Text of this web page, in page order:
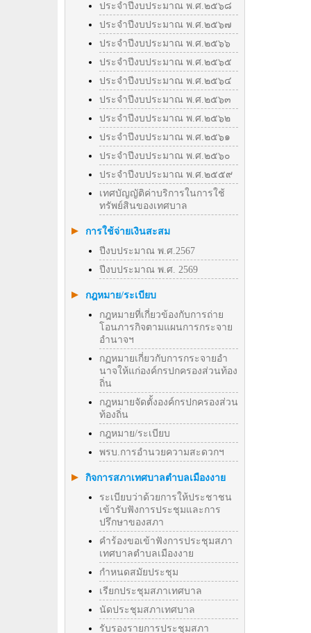
ประจำปีงบประมาณ พ.ศ.๒๕๖๘
ประจำปีงบประมาณ พ.ศ.๒๕๖๗
ประจำปีงบประมาณ พ.ศ.๒๕๖๖
ประจำปีงบประมาณ พ.ศ.๒๕๖๕
ประจำปีงบประมาณ พ.ศ.๒๕๖๔
ประจำปีงบประมาณ พ.ศ.๒๕๖๓
ประจำปีงบประมาณ พ.ศ.๒๕๖๒
ประจำปีงบประมาณ พ.ศ.๒๕๖๑
ประจำปีงบประมาณ พ.ศ.๒๕๖๐
ประจำปีงบประมาณ พ.ศ.๒๕๕๙
เทศบัญญัติค่าบริการในการใช้
ทรัพย์สินของเทศบาล
การใช้จ่ายเงินสะสม
ปีงบประมาณ พ.ศ.2567
ปีงบประมาณ พ.ศ. 2569
กฎหมาย/ระเบียบ
กฎหมายที่เกี่ยวข้องกับการถ่าย
โอนภารกิจตามแผนการกระจาย
อำนาจฯ
กฏหมายเกี่ยวกับการกระจายอำ
นาจให้แก่องค์กรปกครองส่วนท้อง
ถิ่น
กฎหมายจัดตั้งองค์กรปกครองส่วน
ท้องถิ่น
กฎหมาย/ระเบียบ
พรบ.การอำนวยความสะดวกฯ
กิจการสภาเทศบาลตำบลเมืองงาย
ระเบียบว่าด้วยการให้ประชาชน
เข้ารับฟังการประชุมและการ
ปรึกษาของสภา
คำร้องขอเข้าฟังการประชุมสภา
เทศบาลตำบลเมืองงาย
กำหนดสมัยประชุม
เรียกประชุมสภาเทศบาล
นัดประชุมสภาเทศบาล
รับรองรายการประชุมสภา